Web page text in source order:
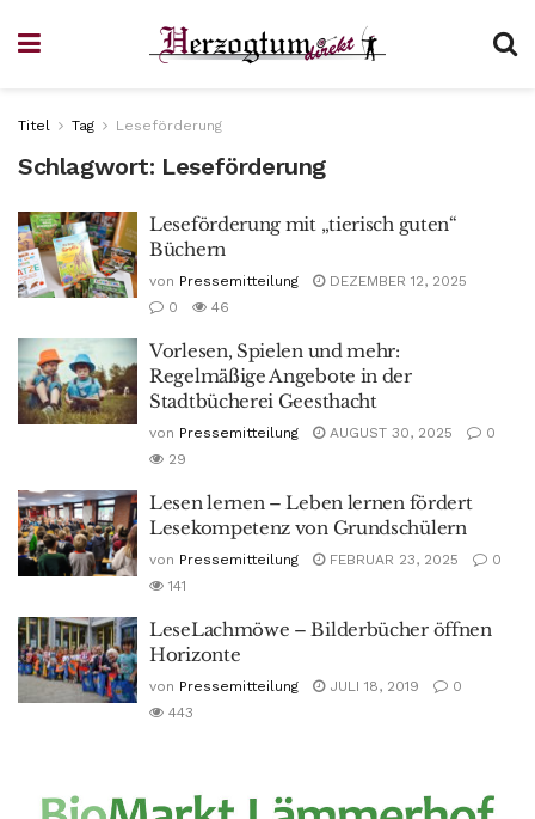
Titel Tag Leseförderung
Schlagwort: Leseförderung
Leseförderung mit „tierisch guten“
Büchern
von Pressemitteilung
DEZEMBER 12, 2025
0
46
Vorlesen, Spielen und mehr:
Regelmäßige Angebote in der
Stadtbücherei Geesthacht
von Pressemitteilung AUGUST 30, 2025
0
29
Lesen lernen – Leben lernen fördert
Lesekompetenz von Grundschülern
von Pressemitteilung FEBRUAR 23, 2025
0
141
LeseLachmöwe – Bilderbücher öffnen
Horizonte
von Pressemitteilung JULI 18, 2019
0
443